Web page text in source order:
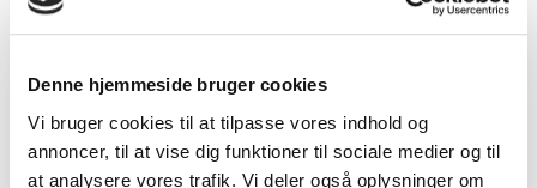
Denne hjemmeside bruger cookies
Vi bruger cookies til at tilpasse vores indhold og
annoncer, til at vise dig funktioner til sociale medier og til
at analysere vores trafik. Vi deler også oplysninger om
(inkl. moms)
VIS PRODUKT